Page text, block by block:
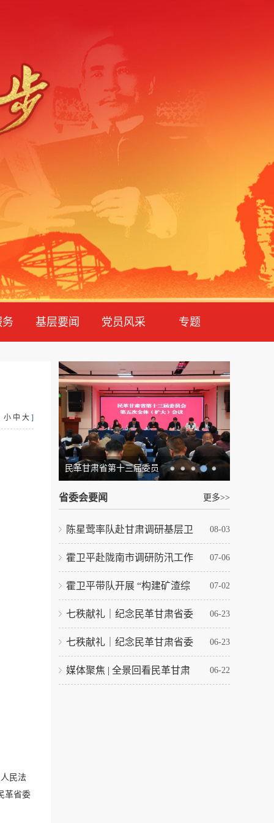
基层要闻 党员风采 专题
小 中 大]
民法
革省委
民革甘肃省委会祖统工作
省委会要闻 更多>>
陈星莺率队赴甘肃调研基层卫 08-03
霍卫平赴陇南市调研防汛工作 07-06
霍卫平带队开展 “构建矿渣综 07-02
七秩献礼｜纪念民革甘肃省委 06-23
七秩献礼｜纪念民革甘肃省委 06-23
媒体聚焦 | 全景回看民革甘肃 06-22